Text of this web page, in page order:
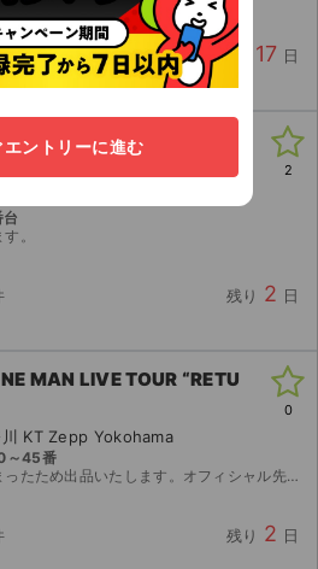
0 件 残り 17 日
ァー ONE MAN LIVE TOUR
KT Zepp Yokohama
。
残り 2 日
2
MAN LIVE TOUR “RETU
KT Zepp Yokohama
～45番
ットです。 【お渡し方法】 電子チケット（チケットぴあ）にて分配いたします。取引連絡にてURLをお送りします...
残り 2 日
0
エントリーに進む